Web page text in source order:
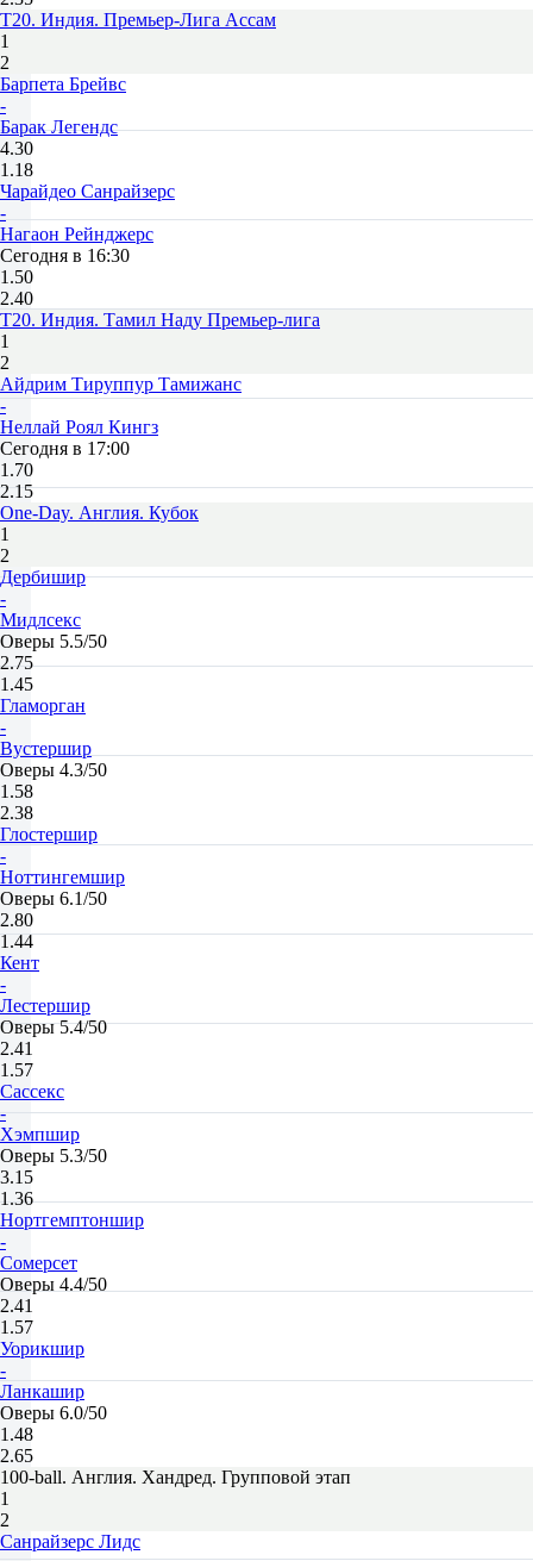
T20. Индия. Премьер-Лига Ассам
1
2
Барпета Брейвс
-
Барак Легендс
4.30
1.18
Чарайдео Санрайзерс
-
Нагаон Рейнджерс
Сегодня в 16:30
1.50
2.40
T20. Индия. Тамил Наду Премьер-лига
1
2
Айдрим Тируппур Тамижанс
-
Неллай Роял Кингз
Сегодня в 17:00
1.70
2.15
One-Day. Англия. Кубок
1
2
Дербишир
-
Мидлсекс
Оверы 5.5/50
2.75
1.45
Гламорган
-
Вустершир
Оверы 4.3/50
1.58
2.38
Глостершир
-
Ноттингемшир
Оверы 6.1/50
2.80
1.44
Кент
-
Лестершир
Оверы 5.4/50
2.41
1.57
Сассекс
-
Хэмпшир
Оверы 5.3/50
3.15
1.36
Нортгемптоншир
-
Сомерсет
Оверы 4.4/50
2.41
1.57
Уорикшир
-
Ланкашир
Оверы 6.0/50
1.48
2.65
100-ball. Англия. Хандред. Групповой этап
1
2
Санрайзерс Лидс